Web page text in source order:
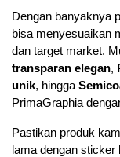
Dengan banyaknya
bisa menyesuaikan
dan target market.
transparan elegan,
unik, hingga
PrimaGraphia
Pastikan produk
lama dengan sticker